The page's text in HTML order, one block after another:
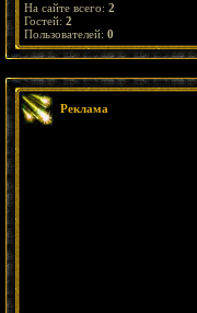
На сайте всего: 2
Гостей: 2
Пользователей: 0
Реклама